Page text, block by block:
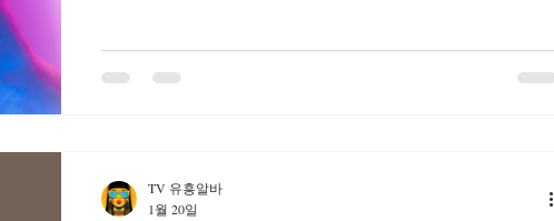
해도 체감 수입이 높게 느껴질 수밖에 없습니다. 스웨디시
한 대기 시간이 상대적으로 적은 편입니다. ✔ 일하는 시간 =
TV 유흥알바
1월 20일